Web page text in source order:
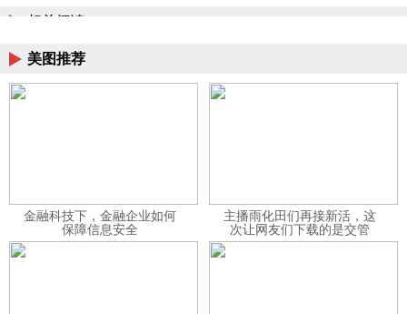
相关阅读
美图推荐
金融科技下，金融企业如何
保障信息安全
主播雨化田们再接新活，这
次让网友们下载的是交管
12123APP